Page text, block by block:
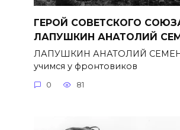
ГЕРОЙ СОВЕТСКОГО
ЛАПУШКИН АНАТОЛИЙ
ЛАПУШКИН АНАТОЛИЙ
учимся у фронтовиков
0 81